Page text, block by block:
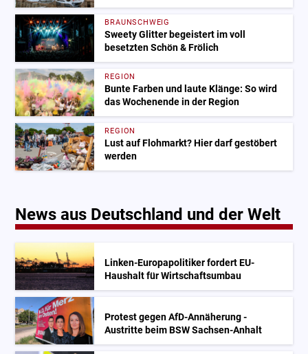
BRAUNSCHWEIG
Sweety Glitter begeistert im voll
besetzten Schön & Frölich
REGION
Bunte Farben und laute Klänge: So wird
das Wochenende in der Region
REGION
Lust auf Flohmarkt? Hier darf gestöbert
werden
News aus Deutschland und der Welt
Linken-Europapolitiker fordert EU-
Haushalt für Wirtschaftsumbau
Protest gegen AfD-Annäherung -
Austritte beim BSW Sachsen-Anhalt